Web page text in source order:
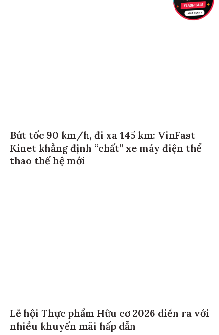
Bứt tốc 90 km/h, đi xa 145 km: VinFast
Kinet khẳng định “chất” xe máy điện thể
thao thế hệ mới
Lễ hội Thực phẩm Hữu cơ 2026 diễn ra với
nhiều khuyến mãi hấp dẫn